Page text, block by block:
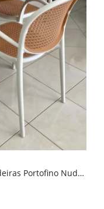
Mesa Redonda 1m (1745) com 4 Cadeiras Portofino Nude (3877)